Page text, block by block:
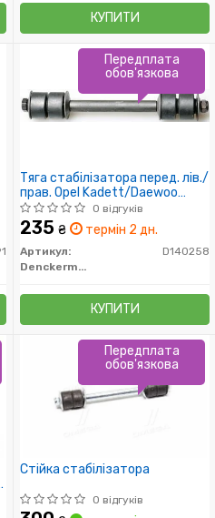
КУПИТИ
Тяга стабілізатора перед. лів./
прав. Opel Kadett/Daewoo
Lanos/Espero/Nexia
0 відгуків
235 ₴ термін 2 дн.
Артикул:
D140258
Denckermann
КУПИТИ
Передплата
обов'язкова
Стійка стабілізатора
0 відгуків
Передплата
обов'язкова